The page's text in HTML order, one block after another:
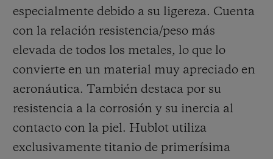
especialmente debido a su ligereza. Cuenta
con la relación resistencia/peso más
elevada de todos los metales, lo que lo
convierte en un material muy apreciado en
aeronáutica. También destaca por su
resistencia a la corrosión y su inercia al
contacto con la piel. Hublot utiliza
exclusivamente titanio de primerísima